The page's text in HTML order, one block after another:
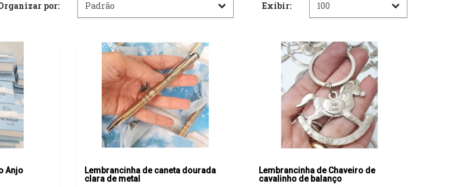
por: Exibir:
Anjo
Lembrancinha de caneta dourada
clara de metal
Lembrancinha de Chaveiro de
cavalinho de balanço